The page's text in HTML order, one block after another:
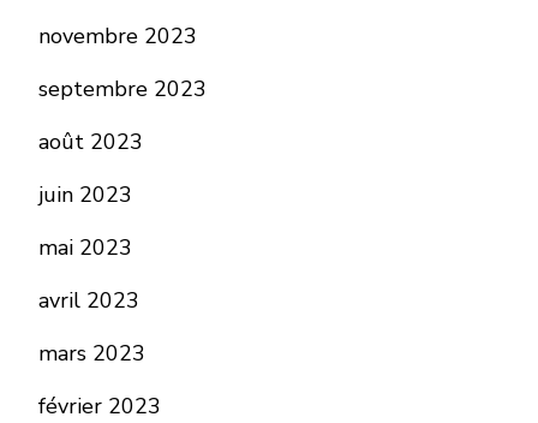
novembre 2023
septembre 2023
août 2023
juin 2023
mai 2023
avril 2023
mars 2023
février 2023